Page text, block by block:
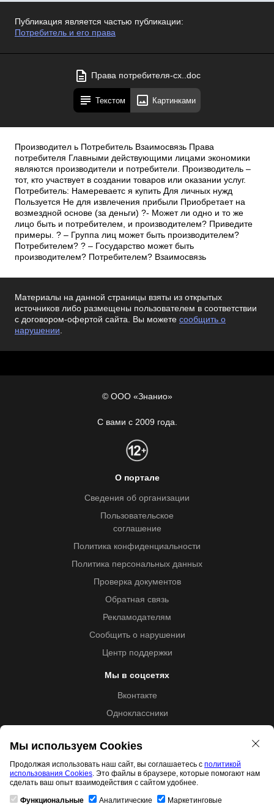
Публикация является частью публикации:
Потребитель и его права
Права потребителя-сх..doc
Текстом Картинками
Производител ь Потребитель Взаимосвязь Права
потребителя Главными действующими лицами экономики
являются производители и потребители. Производитель –
тот, кто участвует в создании товаров или оказании услуг.
Потребитель: Намереваетс я купить Для личных нужд
Пользуется Не для извлечения прибыли Приобретает на
возмездной основе (за деньги) ?- Может ли одно и то же
лицо быть и потребителем, и производителем? Приведите
примеры. ? – Группа лиц может быть производителем?
Потребителем? ? – Государство может быть
производителем? Потребителем? Взаимосвязь
Материалы на данной страницы взяты из открытых
источников либо размещены пользователем в соответствии
с договором-офертой сайта. Вы можете сообщить о
нарушении.
© ООО «Знанио»
С вами с 2009 года.
О портале
Сведения об организации
Пользовательское
соглашение
Политика конфиденциальности
Политика персональных данных
Проверка документов
Обратная связь
Рекламодателям
Сообщить о нарушении
Центр поддержки
Мы в соцсетях
Вконтакте
Одноклассники
Образовательная лицензия №5257 от 09.09.2020 (Л035-
01253-67/00192487)
Мы используем Cookies
Продолжая использовать наш сайт, вы соглашаетесь с политикой
использования Cookies. Это файлы в браузере, которые помогают нам
сделать ваш опыт взаимодействия с сайтом удобнее.
Функциональные Аналитические Маркетинговые